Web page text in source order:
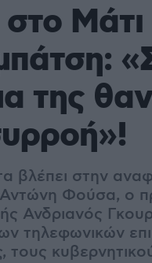
της
βλέπει στην
Αντώνη Φούσα, ο
Ανδριανός
τηλεφωνικών
τους